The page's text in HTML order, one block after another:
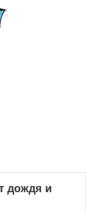
дождя и